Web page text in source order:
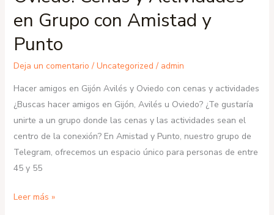
en Grupo con Amistad y
Punto
Deja un comentario / Uncategorized / admin
Hacer amigos en Gijón Avilés y Oviedo con cenas y actividades
¿Buscas hacer amigos en Gijón, Avilés u Oviedo? ¿Te gustaría
unirte a un grupo donde las cenas y las actividades sean el
centro de la conexión? En Amistad y Punto, nuestro grupo de
Telegram, ofrecemos un espacio único para personas de entre
45 y 55
Amistad
Leer más »